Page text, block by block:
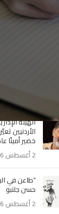
صدور رواية
للزميل
الهيئة
الأردنيين
خضير أمينًا
2 أغسطس 2026
“طاعن في
حسن جلنبو
2 أغسطس 2026